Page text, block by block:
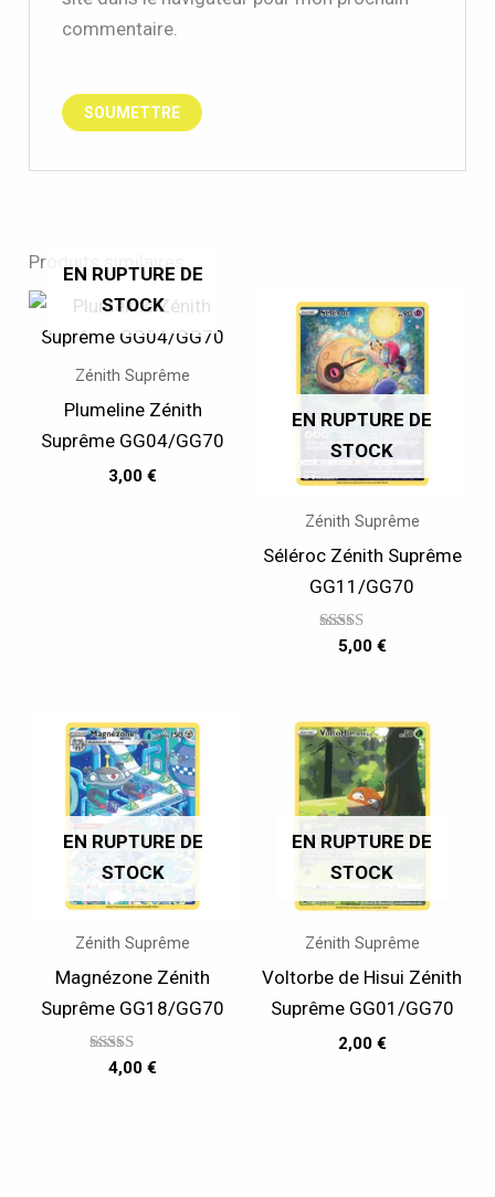
commentaire.
Produits similaires
EN RUPTURE DE
STOCK
Zénith Suprême
Plumeline Zénith
Suprême GG04/GG70
3,00€
EN RUPTURE DE
STOCK
Zénith Suprême
Séléroc Zénith Suprême
GG11/GG70
Note
5.00
5,00 €
EN RUPTURE DE
STOCK
Zénith Suprême
Magnézone Zénith
Suprême GG18/GG70
Note
5.00
4,00€
EN RUPTURE DE
STOCK
Zénith Suprême
Voltorbe de Hisui Zénith
Suprême GG01/GG70
2,00 €